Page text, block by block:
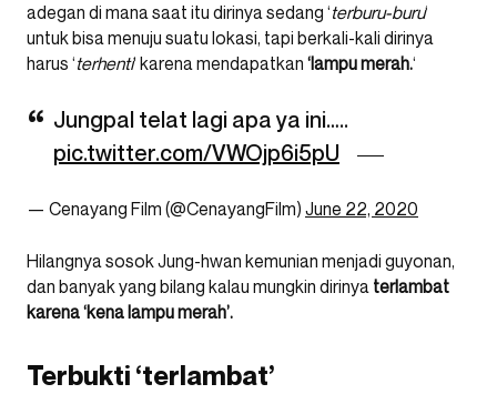
adegan di mana saat itu dirinya sedang ‘terburu-buru‘
untuk bisa menuju suatu lokasi, tapi berkali-kali dirinya
harus ‘terhenti‘ karena mendapatkan ‘lampu merah.‘
Jungpal telat lagi apa ya ini…..
pic.twitter.com/VWOjp6i5pU
— Cenayang Film (@CenayangFilm) June 22, 2020
Hilangnya sosok Jung-hwan kemunian menjadi guyonan,
dan banyak yang bilang kalau mungkin dirinya terlambat
karena ‘kena lampu merah’.
Terbukti ‘terlambat’